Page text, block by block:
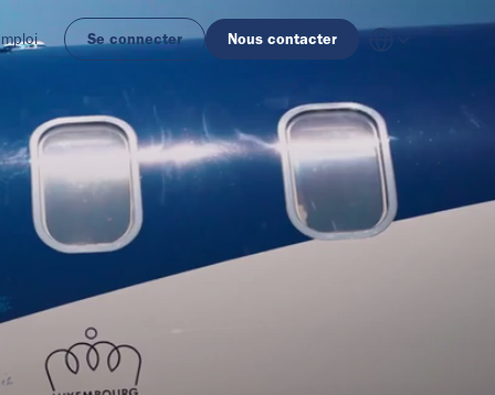
Se connecter Nous contacter